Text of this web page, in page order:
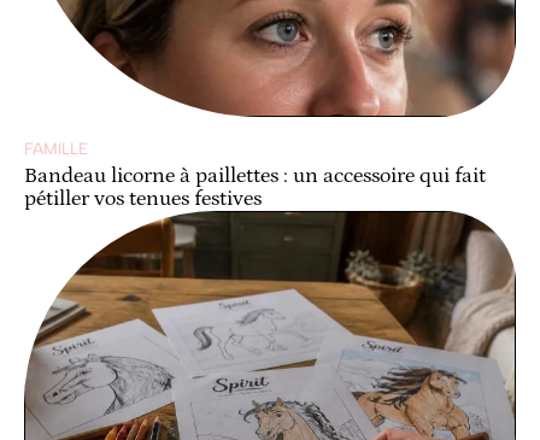
FAMILLE
Bandeau licorne à paillettes : un accessoire qui fait
pétiller vos tenues festives